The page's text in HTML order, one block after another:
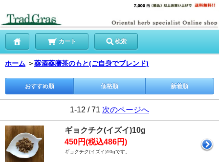
カート 検索
ホーム ＞薬酒薬膳茶のもと(ご自身でブレンド)
おすすめ順 価格順 新着順
1-12 / 71 次のページへ
ギョクチク(イズイ)10g
450円(税込486円)
ギョクチク(イズイ)10gです。